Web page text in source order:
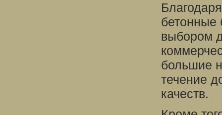
бетонные
выбором
большие
течение
качеств.